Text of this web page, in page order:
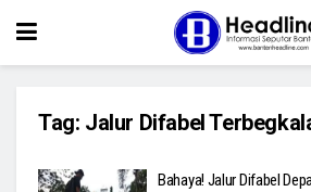
Tag: Jalur Difabel
Bahaya! Jalur Difabel